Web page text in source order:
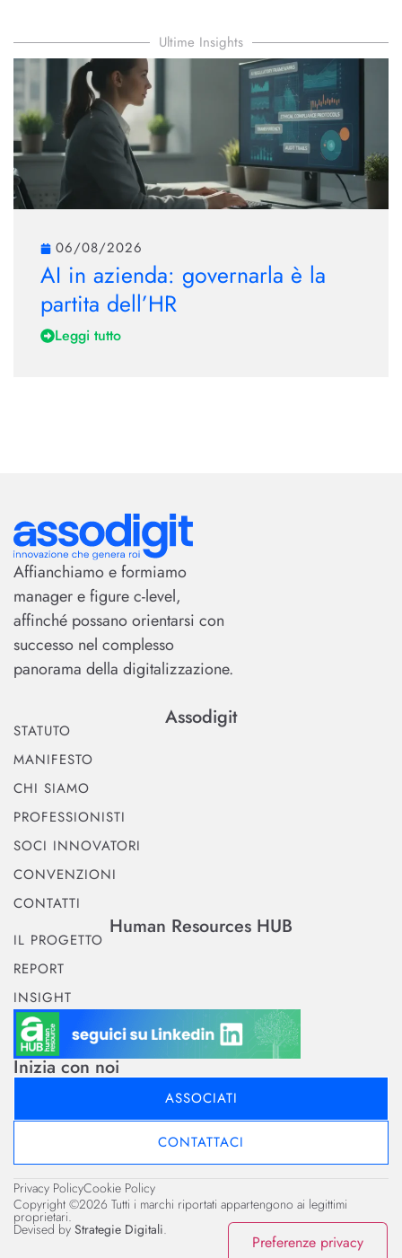
Ultime Insights
06/08/2026
AI in azienda: governarla è la
partita dell’HR
Leggi tutto
Affianchiamo e formiamo
manager e figure c-level,
affinché possano orientarsi con
successo nel complesso
panorama della digitalizzazione.
Assodigit
STATUTO
MANIFESTO
CHI SIAMO
PROFESSIONISTI
SOCI INNOVATORI
CONVENZIONI
CONTATTI
Human Resources HUB
IL PROGETTO
REPORT
INSIGHT
Inizia con noi
ASSOCIATI
CONTATTACI
Privacy PolicyCookie Policy
Copyright ©2026 Tutti i marchi riportati appartengono ai legittimi
proprietari.
Devised by Strategie Digitali.